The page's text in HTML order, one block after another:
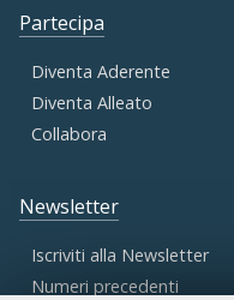
Partecipa
Diventa Aderente
Diventa Alleato
Collabora
Newsletter
Iscriviti alla Newsletter
Numeri precedenti